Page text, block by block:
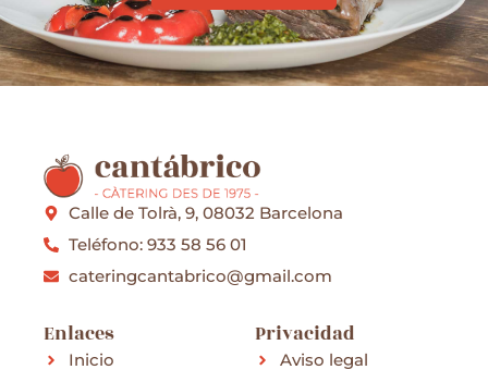
Calle de Tolrà, 9, 08032 Barcelona
Teléfono: 933 58 56 01
cateringcantabrico@gmail.com
Enlaces
Inicio
Privacidad
Aviso legal